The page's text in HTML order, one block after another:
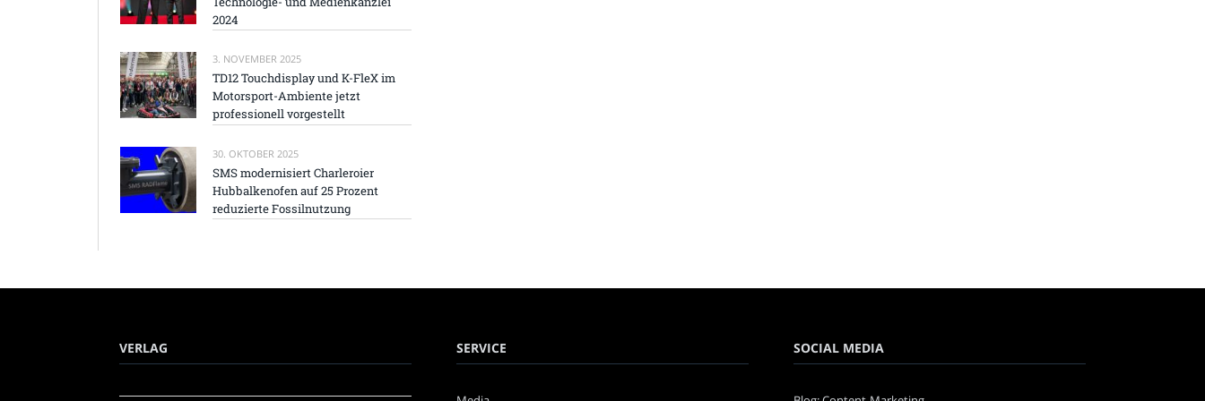
2024
3. NOVEMBER 2025
TD12 Touchdisplay und K-FleX im
Motorsport-Ambiente jetzt
professionell vorgestellt
30. OKTOBER 2025
SMS modernisiert Charleroier
Hubbalkenofen auf 25 Prozent
reduzierte Fossilnutzung
VERLAG SERVICE SOCIAL MEDIA